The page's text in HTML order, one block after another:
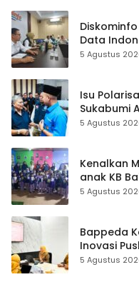
Data
5 Agustus
Isu
Sukabumi
5 Agustus
Kenalkan
anak KB
Lewat
5 Agustus
Bappeda
Inovasi
5 Agustus